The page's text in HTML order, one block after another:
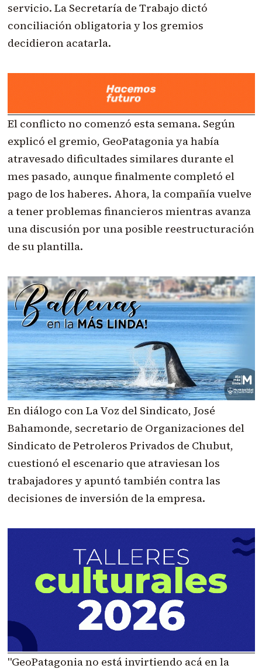
servicio. La Secretaría de Trabajo dictó
conciliación obligatoria y los gremios
decidieron acatarla.
El conflicto no comenzó esta semana. Según
explicó el gremio, GeoPatagonia ya había
atravesado dificultades similares durante el
mes pasado, aunque finalmente completó el
pago de los haberes. Ahora, la compañía vuelve
a tener problemas financieros mientras avanza
una discusión por una posible reestructuración
de su plantilla.
En diálogo con La Voz del Sindicato, José
Bahamonde, secretario de Organizaciones del
Sindicato de Petroleros Privados de Chubut,
cuestionó el escenario que atraviesan los
trabajadores y apuntó también contra las
decisiones de inversión de la empresa.
"GeoPatagonia no está invirtiendo acá en la